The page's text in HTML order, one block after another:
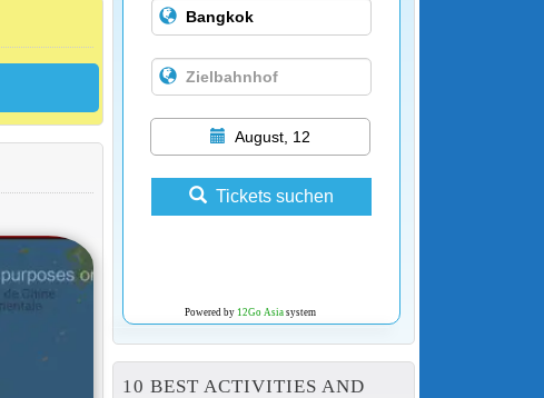
August, 12
Tickets suchen
Powered by 12Go Asiasystem
10 BEST ACTIVITIES AND